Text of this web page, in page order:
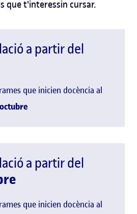
que t'interessin cursar.
a partir del
que inicien docència al
octubre
a partir del
que inicien docència al